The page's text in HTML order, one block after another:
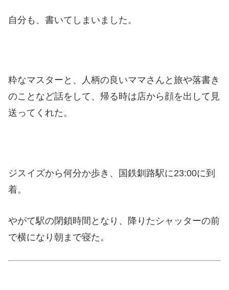
自分も、書いてしまいました。
粋なマスターと、人柄の良いママさんと旅や落書き
のことなど話をして、帰る時は店から顔を出して見
送ってくれた。
ジスイズから何分か歩き、国鉄釧路駅に23:00に到
着。
やがて駅の閉鎖時間となり、降りたシャッターの前
で横になり朝まで寝た。